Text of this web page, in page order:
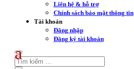
Liên hệ & hỗ trợ
Chính sách bảo mật thông tin
Tài khoản
Đăng nhập
Đăng ký tài khoản